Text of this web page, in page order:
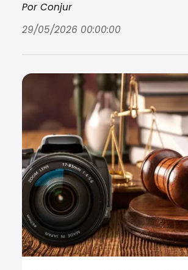
Por Conjur
29/05/2026 00:00:00